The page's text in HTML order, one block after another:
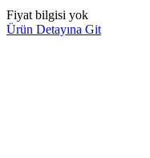
Fiyat bilgisi yok
Ürün Detayına Git